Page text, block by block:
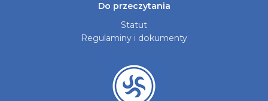
Do przeczytania
Statut
Regulaminy i dokumenty